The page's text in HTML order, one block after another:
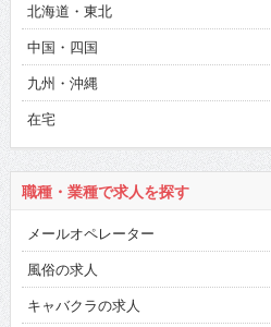
北海道・東北
中国・四国
九州・沖縄
在宅
職種・業種で求人を探す
メールオペレーター
風俗の求人
キャバクラの求人